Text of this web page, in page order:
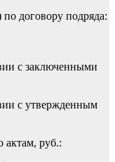
по договору подряда:
с заключенными
с утвержденным
актам, руб.: